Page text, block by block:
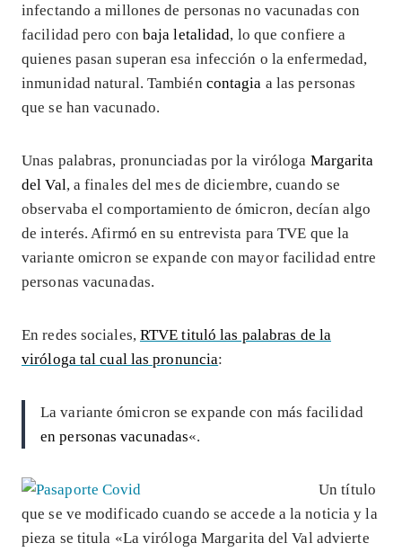
infectando a millones de personas no vacunadas con
facilidad pero con baja letalidad, lo que confiere a
quienes pasan superan esa infección o la enfermedad,
inmunidad natural. También contagia a las personas
que se han vacunado.
Unas palabras, pronunciadas por la viróloga Margarita
del Val, a finales del mes de diciembre, cuando se
observaba el comportamiento de ómicron, decían algo
de interés. Afirmó en su entrevista para TVE que la
variante omicron se expande con mayor facilidad entre
personas vacunadas.
En redes sociales, RTVE tituló las palabras de la
viróloga tal cual las pronuncia:
La variante ómicron se expande con más facilidad
en personas vacunadas«.
Un título
que se ve modificado cuando se accede a la noticia y la
pieza se titula «La viróloga Margarita del Val advierte